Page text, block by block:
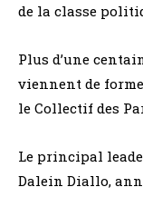
de la classe
Plus d’une
viennent de
le Collectif des
Le principal
Dalein Diallo,